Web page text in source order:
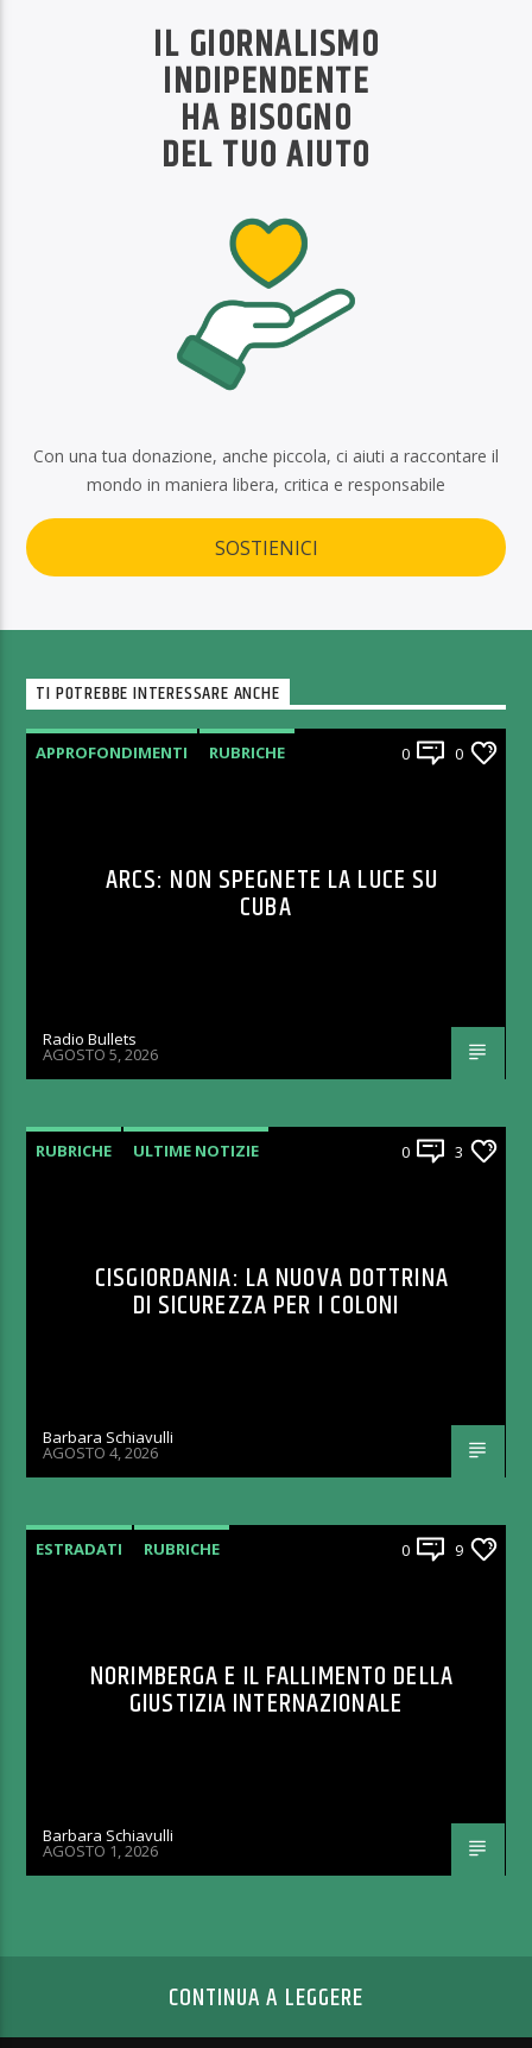
IL GIORNALISMO
INDIPENDENTE
HA BISOGNO
DEL TUO AIUTO
Con una tua donazione, anche piccola, ci aiuti a raccontare il
mondo in maniera libera, critica e responsabile
SOSTIENICI
TI POTREBBE INTERESSARE ANCHE
APPROFONDIMENTI RUBRICHE 0 0
ARCS: NON SPEGNETE LA LUCE SU
CUBA
Radio Bullets
AGOSTO 5, 2026
RUBRICHE ULTIME NOTIZIE 0 3
CISGIORDANIA: LA NUOVA DOTTRINA
DI SICUREZZA PER I COLONI
Barbara Schiavulli
AGOSTO 4, 2026
ESTRADATI RUBRICHE 0 9
NORIMBERGA E IL FALLIMENTO DELLA
GIUSTIZIA INTERNAZIONALE
Barbara Schiavulli
AGOSTO 1, 2026
CONTINUA A LEGGERE